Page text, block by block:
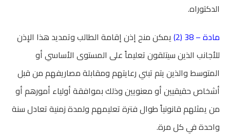
الدكتوراه.
مادة – 38
(2)
يمكن منح إذن إقامة الطالب وتمديد هذا الإذن
للأجانب الذين سيتلقون تعليماً على المستوى الأساسي أو
المتوسط والذين يتم تبني رعايتهم ومقابلة مصاريفهم من قبل
أشخاص حقيقيين أو معنويين وذلك بموافقة أولياء أمورهم أو
من يمثلهم قانونياً طوال فترة تعليمهم ولمدة زمنية تعادل سنة
واحدة في كل مرة.